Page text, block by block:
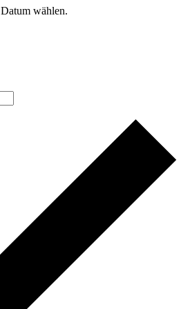
Datum wählen.